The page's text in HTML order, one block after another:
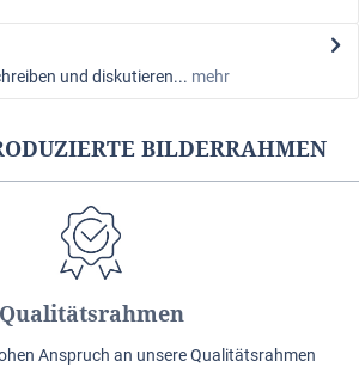
und diskutieren... mehr
BILDERRAHMEN
Qualitätsrahmen
Anspruch an unsere Qualitätsrahmen